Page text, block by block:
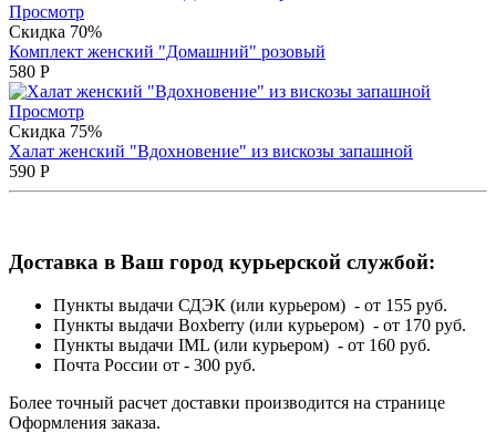
Просмотр
Скидка 70%
Комплект женский "Домашний" розовый
580 Р
Просмотр
Скидка 75%
Халат женский "Вдохновение" из вискозы запашной
590 Р
Доставка в Ваш город курьерской службой:
Пункты выдачи СДЭК (или курьером) - от 155 руб.
Пункты выдачи Boxberry (или курьером) - от 170 руб.
Пункты выдачи IML (или курьером) - от 160 руб.
Почта России от - 300 руб.
Более точный расчет доставки производится на странице
Оформления заказа.